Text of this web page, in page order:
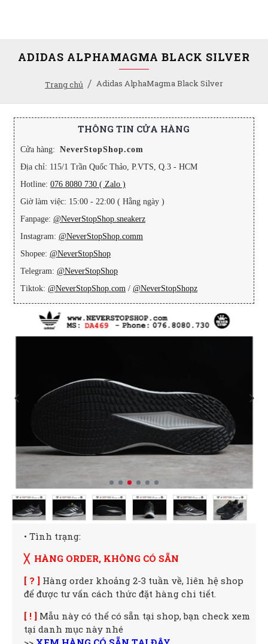
Trang chủ Adidas AlphaMagma Black Silver
ADIDAS ALPHAMAGMA BLACK SILVER
THÔNG TIN CỬA HÀNG
Cửa hàng: NeverStopShop.com
Địa chỉ: 115/1 Trần Quốc Thảo, P.VTS, Q.3 - HCM
Hotline: 076 8080 730 ( Zalo )
Giờ làm việc: 15:00 - 22:00 ( Hằng ngày )
Fanpage: @NeverStopShop.sneakerz
Instagram: @NeverStopShop.comm
Shopee: @NeverStopShop
Telegram: @NeverStopShop
Tiktok: @NeverStopShop.com / @NeverStopShopz
• Tình trạng:
╳ HÀNG ORDER, KHÔNG CÓ SẴN
[ ? ] Hàng order khoảng 2-3 tuần về, liên hệ shop
để được tư vấn cách thức đặt hàng chi tiết.
[ ! ] Mẫu này có thể có sẵn tại shop, bạn check xem
tại danh mục này nhé